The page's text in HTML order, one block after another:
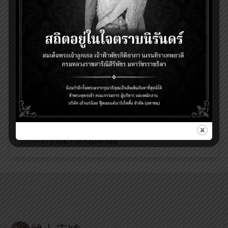
เรื่องของระบบขับถ่ายสมดุล รวมถึงรสชาติที่อร่อย
ทำให้เป็นขนมขบเคี้ยวที่เหมาะกับเด็ก ๆ และยังเหมาะกับ
คนรักสุขภาพอีกด้วย
สามารถหาซื้อสาหร่ายทอดเถ้าแก่น้อยได้ที่ไหนบ้าง
สำหรับใครที่อยากสัมผัสรสชาติความอร่อยของสาหร่าย
เถ้าแก่น้อย สามารถหาซื้อได้ที่ร้านค้าปลีกทั่ว
ประเทศ อาทิ ร้านเถ้าแก่น้อยแลนด์, Makro, CJ
Express, 7-Eleven, Lotus’s, FamilyMart,
TopsMarket, Gourmet Market, BigC และ
นอกจากนี้ยังสามารถช้อปออนไลน์ได้ที่ Taokaenoi
Delivery และ Foodpanda